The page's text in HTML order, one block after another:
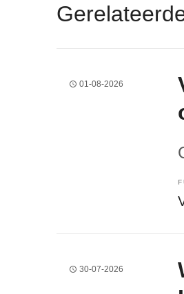
01-08-2026
30-07-2026